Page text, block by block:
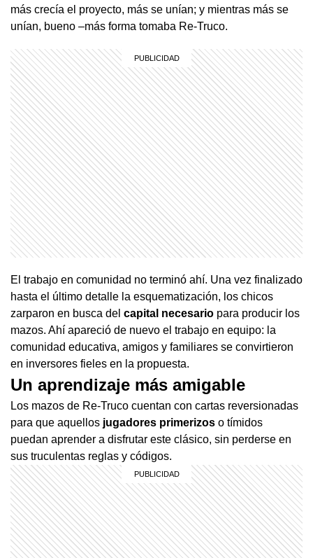
más crecía el proyecto, más se unían; y mientras más se
unían, bueno –más forma tomaba Re-Truco.
El trabajo en comunidad no terminó ahí. Una vez finalizado
hasta el último detalle la esquematización, los chicos
zarparon en busca del capital necesario para producir los
mazos. Ahí apareció de nuevo el trabajo en equipo: la
comunidad educativa, amigos y familiares se convirtieron
en inversores fieles en la propuesta.
Un aprendizaje más amigable
Los mazos de Re-Truco cuentan con cartas reversionadas
para que aquellos jugadores primerizos o tímidos
puedan aprender a disfrutar este clásico, sin perderse en
sus truculentas reglas y códigos.